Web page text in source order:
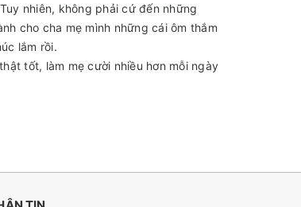
nhiên, không phải cứ đến những
cho cha mẹ mình những cái ôm thắm
lắm rồi.
tốt, làm mẹ cười nhiều hơn mỗi ngày